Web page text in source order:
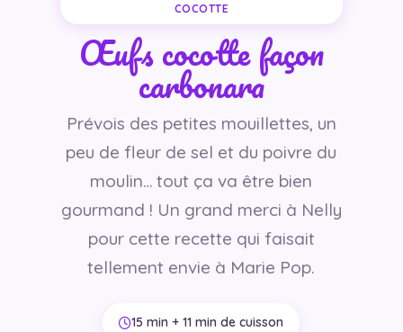
COCOTTE
Œufs cocotte façon
carbonara
Prévois des petites mouillettes, un
peu de fleur de sel et du poivre du
moulin… tout ça va être bien
gourmand ! Un grand merci à Nelly
pour cette recette qui faisait
tellement envie à Marie Pop.
15 min + 11 min de cuisson